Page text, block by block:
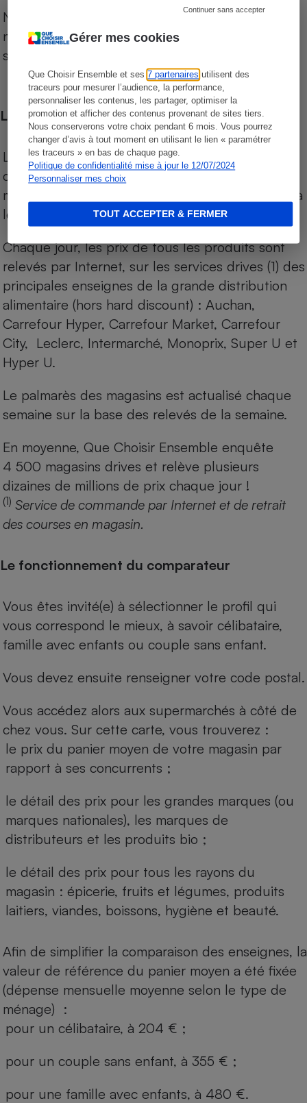
Gérer mes cookies
Que Choisir Ensemble et ses7 partenaires utilisent des
traceurs pour mesurer l’audience, la performance,
personnaliser les contenus, les partager, optimiser la
promotion et afficher des contenus provenant de sites tiers.
Nous conserverons votre choix pendant 6 mois. Vous pourrez
changer d’avis à tout moment en utilisant le lien « paramétrer
les traceurs » en bas de chaque page.
Politique de confidentialité mise à jour le 12/07/2024
Personnaliser mes choix
Continuer sans accepter
TOUT ACCEPTER & FERMER
Notre comparateur de supermarchés propose le
niveau de prix des supermarchés, géolocalisés
sur le territoire français.
Les comparaisons de prix
Les comparaisons sont réalisées sur l’ensemble
des produits des magasins. Les produits de
marques de distributeurs (MDD) sont comparés à
leurs équivalents chez leurs concurrents.
Chaque jour, les prix de tous les produits sont
relevés par Internet, sur les services drives (1) des
principales enseignes de la grande distribution
alimentaire (hors hard discount) : Auchan,
Carrefour Hyper, Carrefour Market, Carrefour
City, Leclerc, Intermarché, Monoprix, Super U et
Hyper U.
Le palmarès des magasins est actualisé chaque
semaine sur la base des relevés de la semaine.
En moyenne, Que Choisir Ensemble enquête
4 500 magasins drives et relève plusieurs
dizaines de millions de prix chaque jour !
(1) Service de commande par Internet et de retrait
des courses en magasin.
Le fonctionnement du comparateur
Vous êtes invité(e) à sélectionner le profil qui
vous correspond le mieux, à savoir célibataire,
famille avec enfants ou couple sans enfant.
Vous devez ensuite renseigner votre code postal.
Vous accédez alors aux supermarchés à côté de
chez vous. Sur cette carte, vous trouverez :
le prix du panier moyen de votre magasin par
rapport à ses concurrents ;
le détail des prix pour les grandes marques (ou
marques nationales), les marques de
distributeurs et les produits bio ;
le détail des prix pour tous les rayons du
magasin : épicerie, fruits et légumes, produits
laitiers, viandes, boissons, hygiène et beauté.
Afin de simplifier la comparaison des enseignes, la
valeur de référence du panier moyen a été fixée
(dépense mensuelle moyenne selon le type de
ménage) :
pour un célibataire, à 204 € ;
pour un couple sans enfant, à 355 € ;
pour une famille avec enfants, à 480 €.